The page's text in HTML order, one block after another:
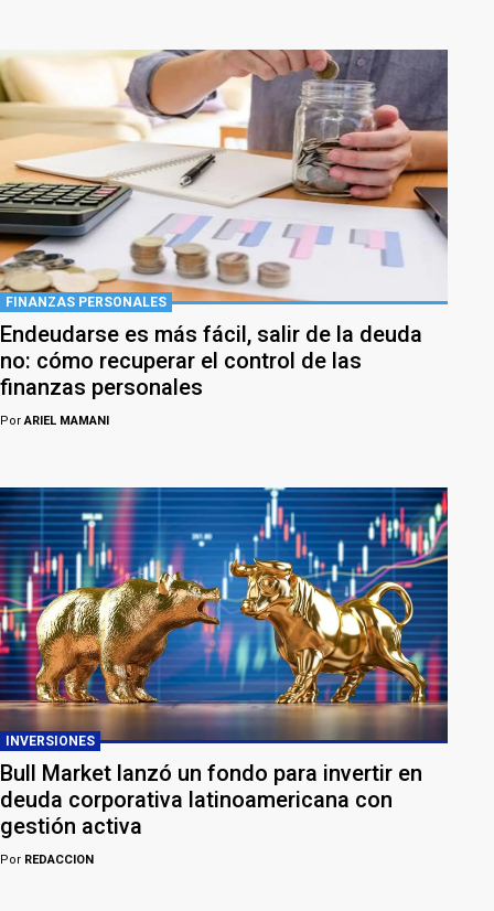
FINANZAS PERSONALES
Endeudarse es más fácil, salir de la deuda
no: cómo recuperar el control de las
finanzas personales
PorARIEL MAMANI
INVERSIONES
Bull Market lanzó un fondo para invertir en
deuda corporativa latinoamericana con
gestión activa
Por REDACCION